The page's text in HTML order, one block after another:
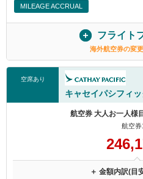
MILEAGE ACCRUAL
フライト
海外航空券の変
空席あり
キャセイパシフィ
航空券 大人お一人様
航空券
＋ 金額内訳(目